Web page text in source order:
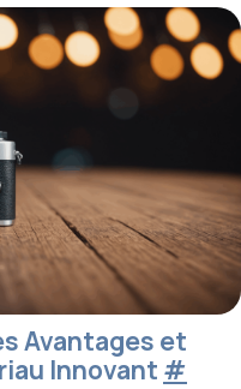
Avantages et
Innovant #